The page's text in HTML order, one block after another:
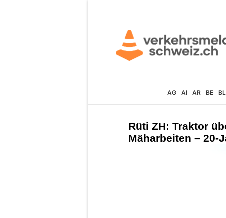
AG AI AR BE BL
Rüti ZH: Traktor
Mäharbeiten – 20-